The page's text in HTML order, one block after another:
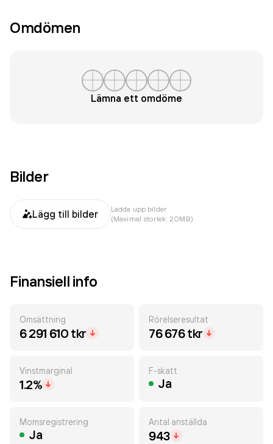
Omdömen
Lämna ett omdöme
Bilder
Lägg till bilder
Ladda upp bilder
(Maximal storlek: 20MB)
Finansiell info
Omsättning
6 291 610 tkr
Rörelseresultat
76 676 tkr
Vinstmarginal
1.2%
F-skatt
Ja
Momsregistrering
Ja
Antal anställda
943